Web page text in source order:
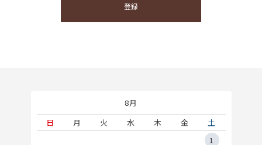
登録
8月
日
月 火 水 木 金
土
1